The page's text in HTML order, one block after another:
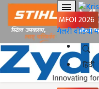
MFOI 2026
गैलरीवीडियो
हिंदी